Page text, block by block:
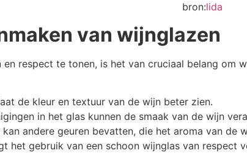
bron:lida
van wijnglazen
respect te tonen, is het van cruciaal belang om
de kleur en textuur van de wijn beter zien.
in het glas kunnen de smaak van de wijn
kan andere geuren bevatten, die het aroma van de
het gebruik van een schoon wijnglas van respect